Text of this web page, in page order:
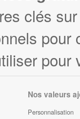
clés
pour
pour
Nos valeurs
Personnalisation